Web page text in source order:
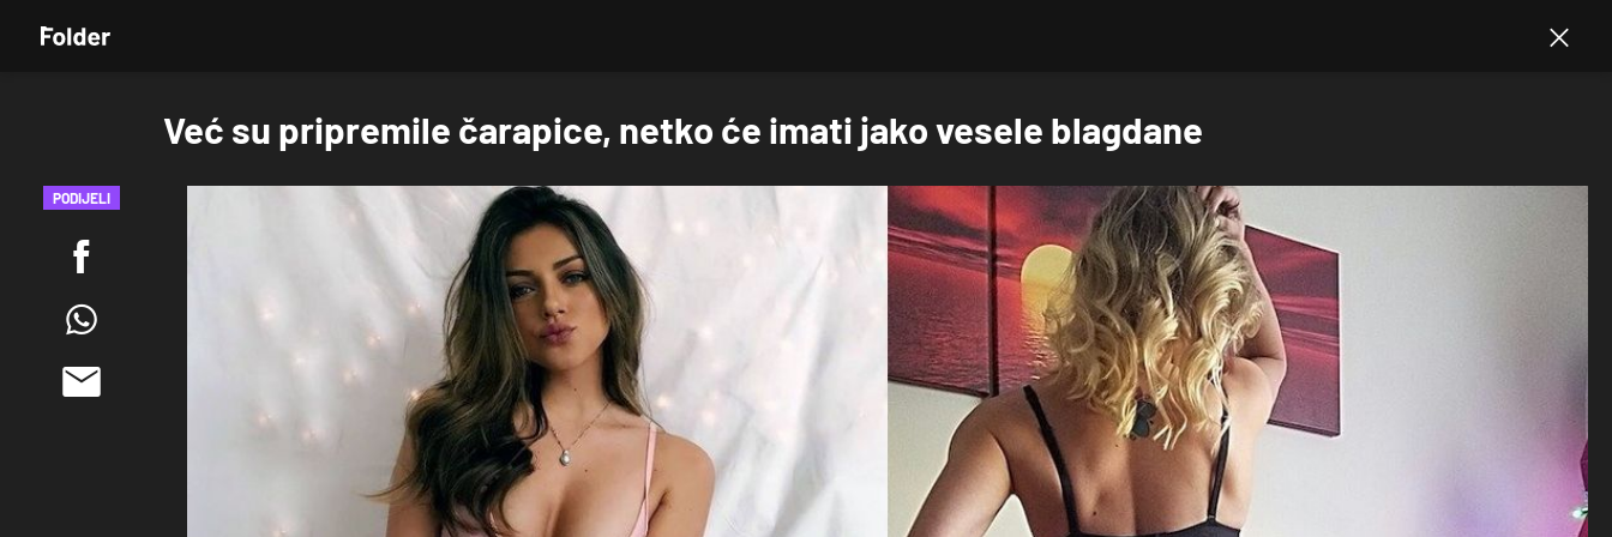
Već su pripremile čarapice, netko će imati jako vesele blagdane
PODIJELI